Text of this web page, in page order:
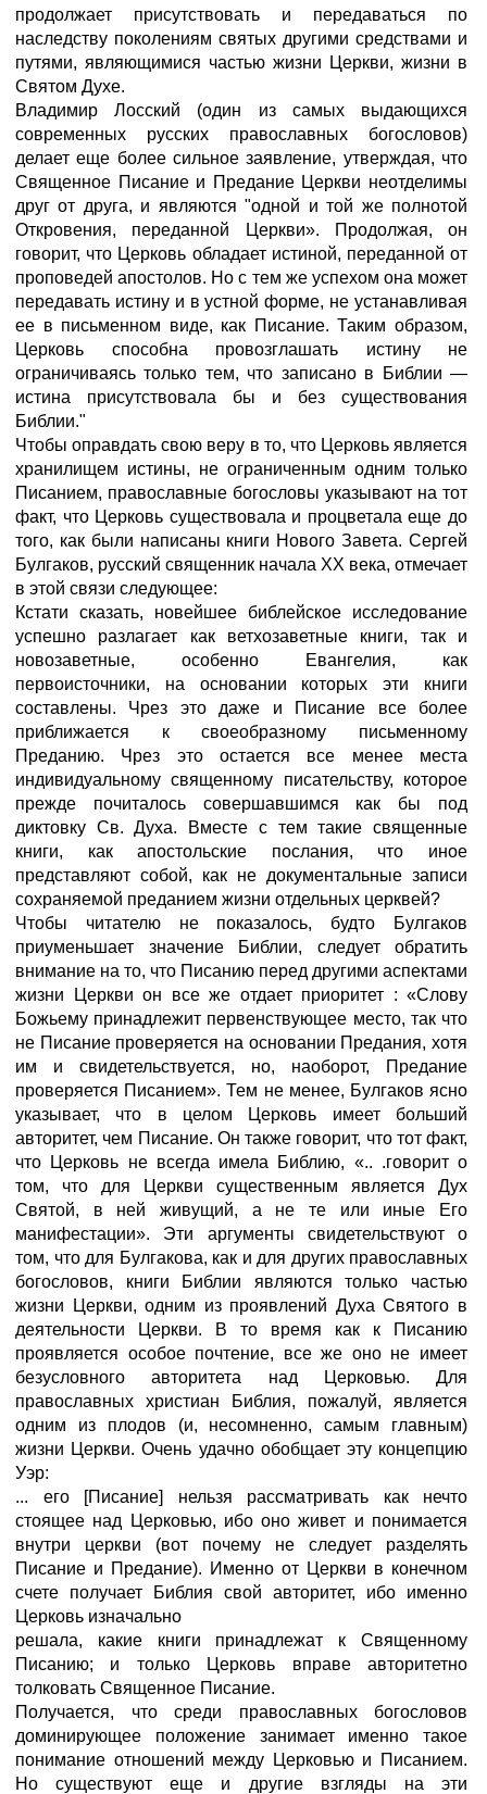
продолжает присутствовать и передаваться по
наследству поколениям святых другими средствами и
путями, являющимися частью жизни Церкви, жизни в
Святом Духе.
Владимир Лосский (один из самых выдающихся
современных русских православных богословов)
делает еще более сильное заявление, утверждая, что
Священное Писание и Предание Церкви неотделимы
друг от друга, и являются "одной и той же полнотой
Откровения, переданной Церкви». Продолжая, он
говорит, что Церковь обладает истиной, переданной от
проповедей апостолов. Но с тем же успехом она может
передавать истину и в устной форме, не устанавливая
ее в письменном виде, как Писание. Таким образом,
Церковь способна провозглашать истину не
ограничиваясь только тем, что записано в Библии —
истина присутствовала бы и без существования
Библии."
Чтобы оправдать свою веру в то, что Церковь является
хранилищем истины, не ограниченным одним только
Писанием, православные богословы указывают на тот
факт, что Церковь существовала и процветала еще до
того, как были написаны книги Нового Завета. Сергей
Булгаков, русский священник начала XX века, отмечает
в этой связи следующее:
Кстати сказать, новейшее библейское исследование
успешно разлагает как ветхозаветные книги, так и
новозаветные, особенно Евангелия, как
первоисточники, на основании которых эти книги
составлены. Чрез это даже и Писание все более
приближается к своеобразному письменному
Преданию. Чрез это остается все менее места
индивидуальному священному писательству, которое
прежде почиталось совершавшимся как бы под
диктовку Св. Духа. Вместе с тем такие священные
книги, как апостольские послания, что иное
представляют собой, как не документальные записи
сохраняемой преданием жизни отдельных церквей?
Чтобы читателю не показалось, будто Булгаков
приуменьшает значение Библии, следует обратить
внимание на то, что Писанию перед другими аспектами
жизни Церкви он все же отдает приоритет : «Слову
Божьему принадлежит первенствующее место, так что
не Писание проверяется на основании Предания, хотя
им и свидетельствуется, но, наоборот, Предание
проверяется Писанием». Тем не менее, Булгаков ясно
указывает, что в целом Церковь имеет больший
авторитет, чем Писание. Он также говорит, что тот факт,
что Церковь не всегда имела Библию, «.. .говорит о
том, что для Церкви существенным является Дух
Святой, в ней живущий, а не те или иные Его
манифестации». Эти аргументы свидетельствуют о
том, что для Булгакова, как и для других православных
богословов, книги Библии являются только частью
жизни Церкви, одним из проявлений Духа Святого в
деятельности Церкви. В то время как к Писанию
проявляется особое почтение, все же оно не имеет
безусловного авторитета над Церковью. Для
православных христиан Библия, пожалуй, является
одним из плодов (и, несомненно, самым главным)
жизни Церкви. Очень удачно обобщает эту концепцию
Уэр:
... его [Писание] нельзя рассматривать как нечто
стоящее над Церковью, ибо оно живет и понимается
внутри церкви (вот почему не следует разделять
Писание и Предание). Именно от Церкви в конечном
счете получает Библия свой авторитет, ибо именно
Церковь изначально
решала, какие книги принадлежат к Священному
Писанию; и только Церковь вправе авторитетно
толковать Священное Писание.
Получается, что среди православных богословов
доминирующее положение занимает именно такое
понимание отношений между Церковью и Писанием.
Но существуют еще и другие взгляды на эти